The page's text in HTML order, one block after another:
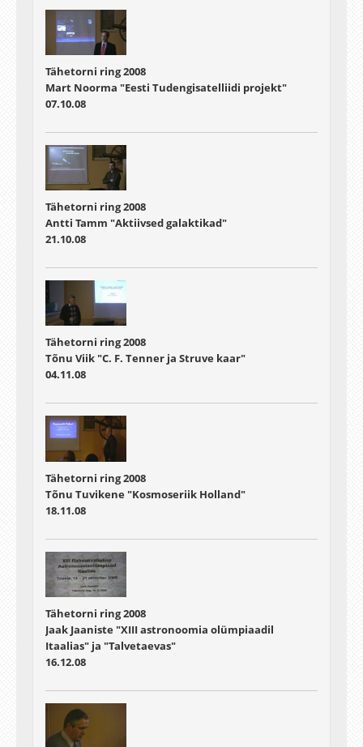
Tähetorni ring 2008
Mart Noorma "Eesti Tudengisatelliidi projekt"
07.10.08
Tähetorni ring 2008
Antti Tamm "Aktiivsed galaktikad"
21.10.08
Tähetorni ring 2008
Tõnu Viik "C. F. Tenner ja Struve kaar"
04.11.08
Tähetorni ring 2008
Tõnu Tuvikene "Kosmoseriik Holland"
18.11.08
Tähetorni ring 2008
Jaak Jaaniste "XIII astronoomia olümpiaadil
Itaalias" ja "Talvetaevas"
16.12.08